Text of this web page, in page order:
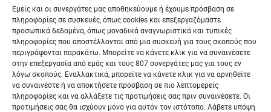
Εμείς και οι συνεργάτες μας αποθηκεύουμε ή έχουμε πρόσβαση σε
πληροφορίες σε συσκευές, όπως cookies και επεξεργαζόμαστε
προσωπικά δεδομένα, όπως μοναδικά αναγνωριστικά και τυπικές
πληροφορίες που αποστέλλονται από μια συσκευή για τους σκοπούς που
περιγράφονται παρακάτω. Μπορείτε να κάνετε κλικ για να συναινέσετε
στην επεξεργασία από εμάς και τους 807 συνεργάτες μας για τους εν
λόγω σκοπούς. Εναλλακτικά, μπορείτε να κάνετε κλικ για να αρνηθείτε
να συναινέστε ή να αποκτήσετε πρόσβαση σε πιο λεπτομερείς
πληροφορίες και να αλλάξετε τις προτιμήσεις σας πριν συναινέσετε. Οι
προτιμήσεις σας θα ισχύουν μόνο για αυτόν τον ιστότοπο. Λάβετε υπόψη
ρ
ω
ν